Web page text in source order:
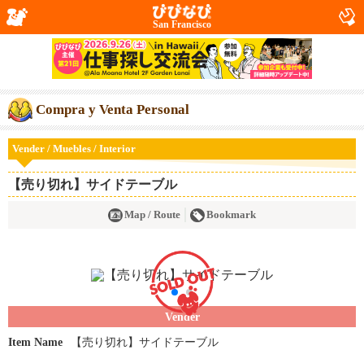
San Francisco
Compra y Venta Personal
Vender / Muebles / Interior
【売り切れ】サイドテーブル
Map / Route Bookmark
Vender
Item Name
【売り切れ】サイドテーブル